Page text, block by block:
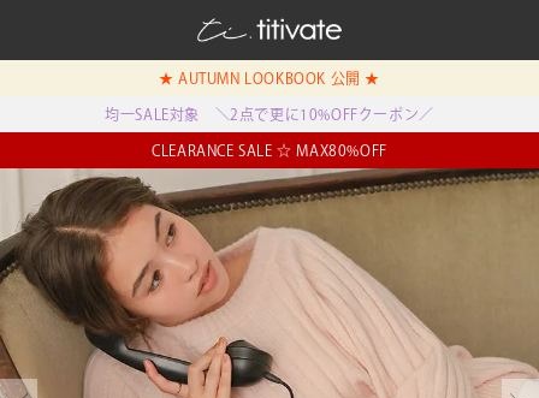
★ AUTUMN LOOKBOOK 公開 ★
均一SALE対象 ＼2点で更に10%OFFクーポン／
CLEARANCE SALE ☆ MAX80%OFF